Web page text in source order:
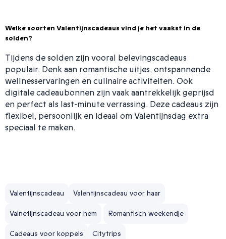
Welke soorten Valentijnscadeaus vind je het vaakst in de
solden?
Tijdens de solden zijn vooral belevingscadeaus
populair. Denk aan romantische uitjes, ontspannende
wellnesservaringen en culinaire activiteiten. Ook
digitale cadeaubonnen zijn vaak aantrekkelijk geprijsd
en perfect als last-minute verrassing. Deze cadeaus zijn
flexibel, persoonlijk en ideaal om Valentijnsdag extra
speciaal te maken.
Valentijnscadeau Valentijnscadeau voor haar
Valnetijnscadeau voor hem Romantisch weekendje
Cadeaus voor koppels Citytrips